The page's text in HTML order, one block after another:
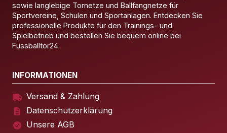
sowie langlebige Tornetze und Ballfangnetze für
Sportvereine, Schulen und Sportanlagen. Entdecken Sie
professionelle Produkte für den Trainings- und
Spielbetrieb und bestellen Sie bequem online bei
Fussballtor24.
INFORMATIONEN
Versand & Zahlung
Datenschutzerklärung
Unsere AGB